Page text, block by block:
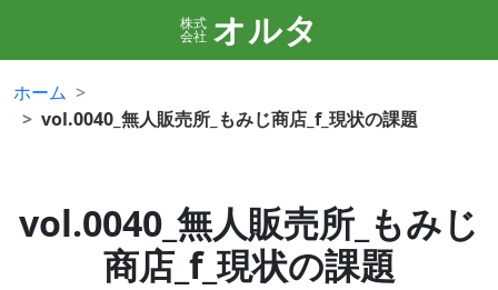
株式
会社 オルタ
ホーム
vol.0040_無人販売所_もみじ商店_f_現状の課題
vol.0040_無人販売所_もみじ
商店_f_現状の課題